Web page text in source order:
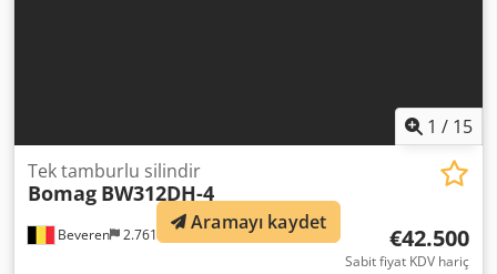
1 / 15
Beveren 2.761 km
Tek tamburlu silindir
Bomag BW312DH-4
€42.500
Sabit fiyat KDV hariç
Aramayı kaydet